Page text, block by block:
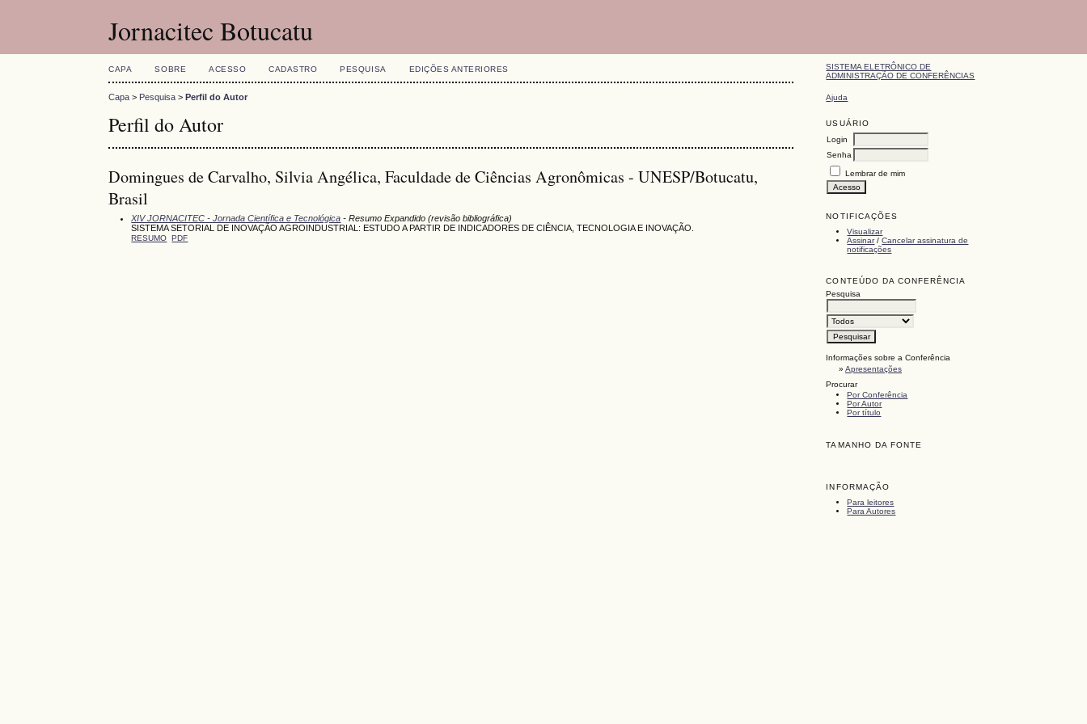
Jornacitec Botucatu
SISTEMA ELETRÔNICO DE
ADMINISTRAÇÃO DE CONFERÊNCIAS
Ajuda
USUÁRIO
Login
Senha
Lembrar de mim
NOTIFICAÇÕES
Visualizar
Assinar/Cancelar assinatura de
notificações
CONTEÚDO DA CONFERÊNCIA
Pesquisa
Informações sobre a Conferência
»Apresentações
Procurar
Por Conferência
Por Autor
Por título
TAMANHO DA FONTE
INFORMAÇÃO
Para leitores
Para Autores
CAPA SOBRE ACESSO CADASTRO PESQUISA EDIÇÕES ANTERIORES
Capa > Pesquisa >Perfil do Autor
Perfil do Autor
Domingues de Carvalho, Silvia Angélica, Faculdade de Ciências Agronômicas - UNESP/Botucatu,
Brasil
XIV JORNACITEC - Jornada Científica e Tecnológica - Resumo Expandido (revisão bibliográfica)
SISTEMA SETORIAL DE INOVAÇÃO AGROINDUSTRIAL: ESTUDO A PARTIR DE INDICADORES DE CIÊNCIA, TECNOLOGIA E INOVAÇÃO.
RESUMO PDF